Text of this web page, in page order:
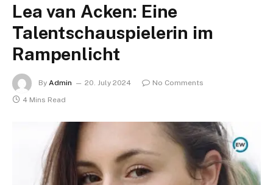
Lea van Acken: Eine
Talentschauspielerin im
Rampenlicht
By Admin 20. July 2024
No Comments
4 Mins Read